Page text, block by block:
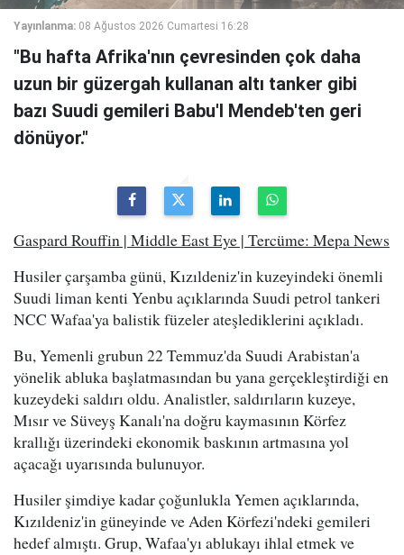
Yayınlanma: 08 Ağustos 2026 Cumartesi 16:28
"Bu hafta Afrika'nın çevresinden çok daha
uzun bir güzergah kullanan altı tanker gibi
bazı Suudi gemileri Babu'l Mendeb'ten geri
dönüyor."
Gaspard Rouffin | Middle East Eye | Tercüme: Mepa News
Husiler çarşamba günü, Kızıldeniz'in kuzeyindeki önemli
Suudi liman kenti Yenbu açıklarında Suudi petrol tankeri
NCC Wafaa'ya balistik füzeler ateşlediklerini açıkladı.
Bu, Yemenli grubun 22 Temmuz'da Suudi Arabistan'a
yönelik abluka başlatmasından bu yana gerçekleştirdiği en
kuzeydeki saldırı oldu. Analistler, saldırıların kuzeye,
Mısır ve Süveyş Kanalı'na doğru kaymasının Körfez
krallığı üzerindeki ekonomik baskının artmasına yol
açacağı uyarısında bulunuyor.
Husiler şimdiye kadar çoğunlukla Yemen açıklarında,
Kızıldeniz'in güneyinde ve Aden Körfezi'ndeki gemileri
hedef almıştı. Grup, Wafaa'yı ablukayı ihlal etmek ve